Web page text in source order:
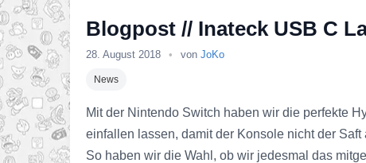
Blogpost // Inateck USB C
28. August 2018 • von JoKo
News
Mit der Nintendo Switch haben wir die perfekte
einfallen lassen, damit der Konsole nicht der Saft
So haben wir die Wahl, ob wir jedesmal das